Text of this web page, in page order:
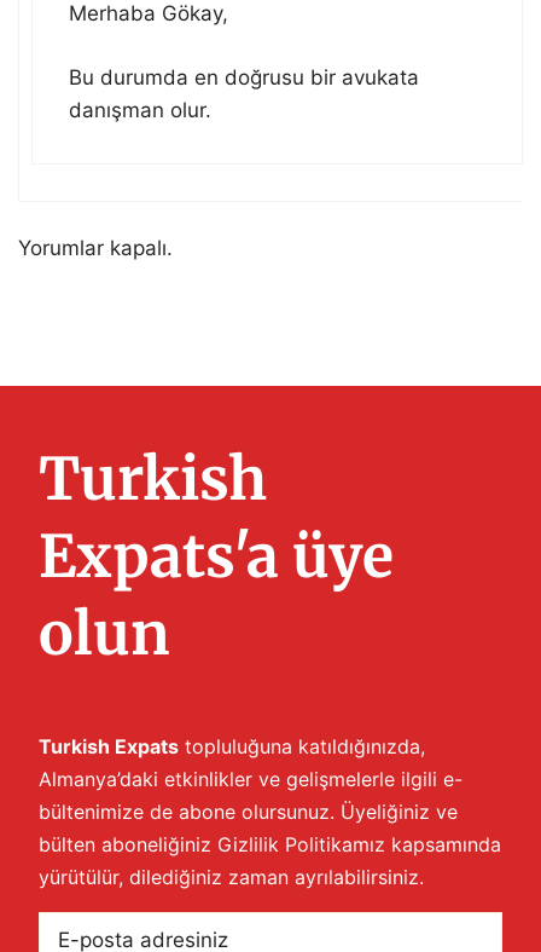
Merhaba Gökay,
Bu durumda en doğrusu bir avukata
danışman olur.
Yorumlar kapalı.
Turkish
Expats'a üye
olun
Turkish Expats topluluğuna katıldığınızda,
Almanya’daki etkinlikler ve gelişmelerle ilgili e-
bültenimize de abone olursunuz. Üyeliğiniz ve
bülten aboneliğiniz Gizlilik Politikamız kapsamında
yürütülür, dilediğiniz zaman ayrılabilirsiniz.